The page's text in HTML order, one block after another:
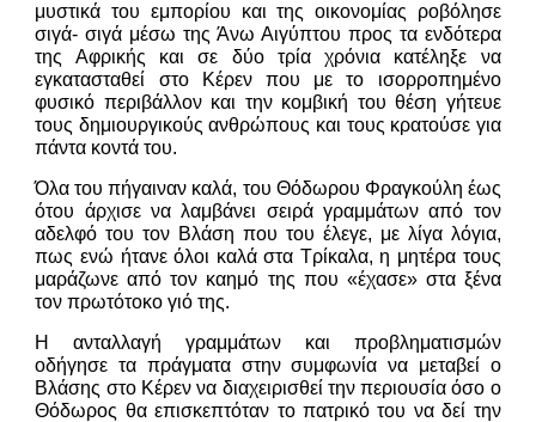
μυστικά του εμπορίου και της οικονομίας ροβόλησε
σιγά- σιγά μέσω της Άνω Αιγύπτου προς τα ενδότερα
της Αφρικής και σε δύο τρία χρόνια κατέληξε να
εγκατασταθεί στο Κέρεν που με το ισορροπημένο
φυσικό περιβάλλον και την κομβική του θέση γήτευε
τους δημιουργικούς ανθρώπους και τους κρατούσε για
πάντα κοντά του.
Όλα του πήγαιναν καλά, του Θόδωρου Φραγκούλη έως
ότου άρχισε να λαμβάνει σειρά γραμμάτων από τον
αδελφό του τον Βλάση που του έλεγε, με λίγα λόγια,
πως ενώ ήτανε όλοι καλά στα Τρίκαλα, η μητέρα τους
μαράζωνε από τον καημό της που «έχασε» στα ξένα
τον πρωτότοκο γιό της.
Η ανταλλαγή γραμμάτων και προβληματισμών
οδήγησε τα πράγματα στην συμφωνία να μεταβεί ο
Βλάσης στο Κέρεν να διαχειρισθεί την περιουσία όσο ο
Θόδωρος θα επισκεπτόταν το πατρικό του να δεί την